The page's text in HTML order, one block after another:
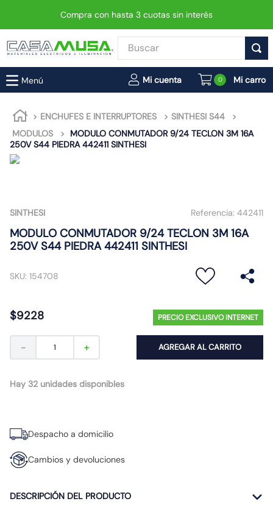
Compra con hasta 3 cuotas sin interés
Buscar
0
ENCHUFES E INTERRUPTORES
SINTHESI S44
MODULOS
MODULO CONMUTADOR 9/24 TECLON 3M 16A
250V S44 PIEDRA 442411 SINTHESI
SINTHESI Referencia: 442411
MODULO CONMUTADOR 9/24 TECLON 3M 16A
250V S44 PIEDRA 442411 SINTHESI
SKU: 154708
$9228 PRECIO EXCLUSIVO INTERNET
＋
－ AGREGAR AL CARRITO
Hay 32 unidades disponibles
Despacho a domicilio
Cambios y devoluciones
DESCRIPCIÓN DEL PRODUCTO
TÉRMINOS MÁS BUSCADOS
1.
enchufe
2.
interruptor
3.
luminaria vial led neo
matixgo
8.
ampolleta